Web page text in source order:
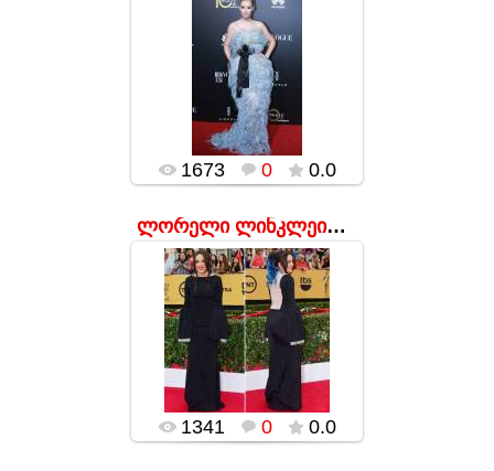
17.01.2016
მომღერალი ამ
ბანჯგვლიანი კაბის
დახმარებით
დაახლოებით სამჯერ
მეტი სისქის ჩანდა,
ვიდრე არის.
popularsge
1673
0 0.0
ლორელი ლინკლეიტერი აშშ-ის SAG Awards -ის დაჯილდოებ
17.01.2016
მსახიობს ნამდვილი
ხელები თითქოს
სახლში დარჩა.
popularsge
1341 0 0.0